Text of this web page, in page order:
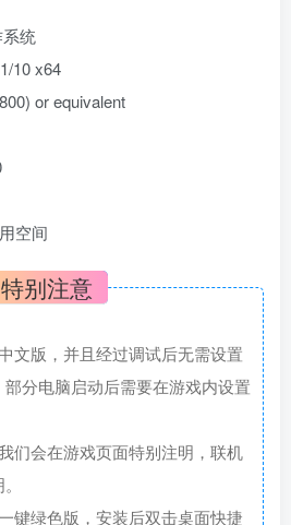
统
10 x64
or equivalent
空间
特别注意
文版，并且经过调试后无需设置
分电脑启动后需要在游戏内设置
们会在游戏页面特别注明，联机
键绿色版，安装后双击桌面快捷